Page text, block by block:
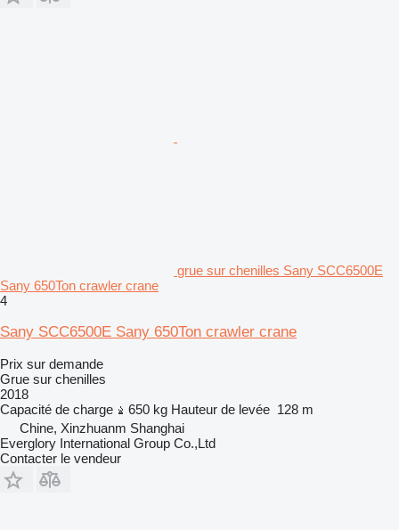
grue sur chenilles Sany SCC6500E
Sany 650Ton crawler crane
4
Sany SCC6500E Sany 650Ton crawler crane
Prix sur demande
Grue sur chenilles
2018
Capacité de charge
650 kg Hauteur de levée 128 m
Chine, Xinzhuanm Shanghai
Everglory International Group Co.,Ltd
Contacter le vendeur